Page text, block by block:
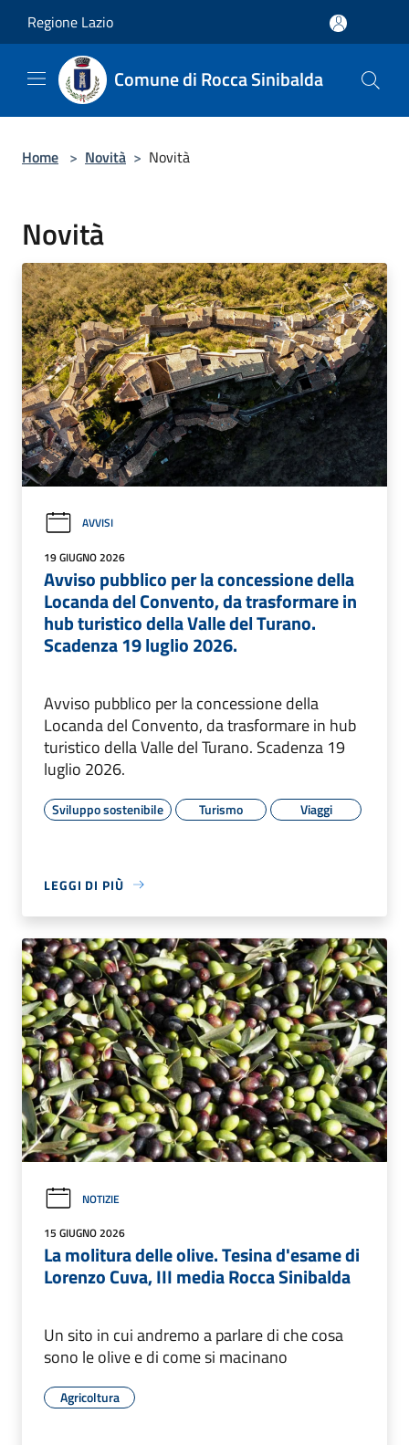
Regione Lazio
Comune di Rocca Sinibalda
Home > Novità > Novità
Novità
AVVISI
19 GIUGNO 2026
Avviso pubblico per la concessione della
Locanda del Convento, da trasformare in
hub turistico della Valle del Turano.
Scadenza 19 luglio 2026.
Avviso pubblico per la concessione della
Locanda del Convento, da trasformare in hub
turistico della Valle del Turano. Scadenza 19
luglio 2026.
Sviluppo sostenibile Turismo Viaggi
LEGGI DI PIÙ
NOTIZIE
15 GIUGNO 2026
La molitura delle olive. Tesina d'esame di
Lorenzo Cuva, III media Rocca Sinibalda
Un sito in cui andremo a parlare di che cosa
sono le olive e di come si macinano
Agricoltura